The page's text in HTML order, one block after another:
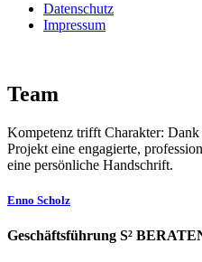
Datenschutz
Impressum
Team
Kompetenz trifft Charakter:
Projekt eine engagierte,
eine persönliche Handschrift.
Enno Scholz
Geschäftsführung S²